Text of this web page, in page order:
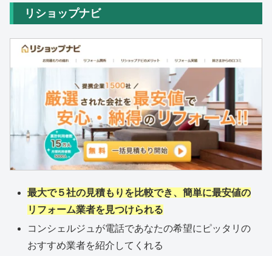
リショップナビ
最大で５社の見積もりを比較でき、簡単に最安値の
リフォーム業者を見つけられる
コンシェルジュが電話であなたの希望にピッタリの
おすすめ業者を紹介してくれる